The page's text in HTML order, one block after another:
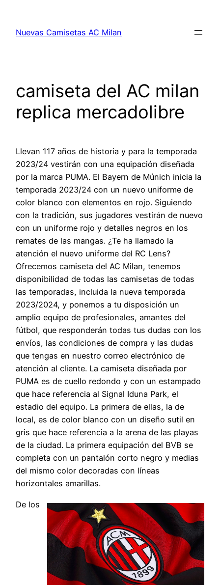
contenido
Nuevas Camisetas AC Milan
camiseta del AC milan
replica mercadolibre
Llevan 117 años de historia y para la temporada
2023/24 vestirán con una equipación diseñada
por la marca PUMA. El Bayern de Múnich inicia la
temporada 2023/24 con un nuevo uniforme de
color blanco con elementos en rojo. Siguiendo
con la tradición, sus jugadores vestirán de nuevo
con un uniforme rojo y detalles negros en los
remates de las mangas. ¿Te ha llamado la
atención el nuevo uniforme del RC Lens?
Ofrecemos camiseta del AC Milan, tenemos
disponibilidad de todas las camisetas de todas
las temporadas, incluida la nueva temporada
2023/2024, y ponemos a tu disposición un
amplio equipo de profesionales, amantes del
fútbol, que responderán todas tus dudas con los
envíos, las condiciones de compra y las dudas
que tengas en nuestro correo electrónico de
atención al cliente. La camiseta diseñada por
PUMA es de cuello redondo y con un estampado
que hace referencia al Signal Iduna Park, el
estadio del equipo. La primera de ellas, la de
local, es de color blanco con un diseño sutil en
gris que hace referencia a la arena de las playas
de la ciudad. La primera equipación del BVB se
completa con un pantalón corto negro y medias
del mismo color decoradas con líneas
horizontales amarillas.
De los